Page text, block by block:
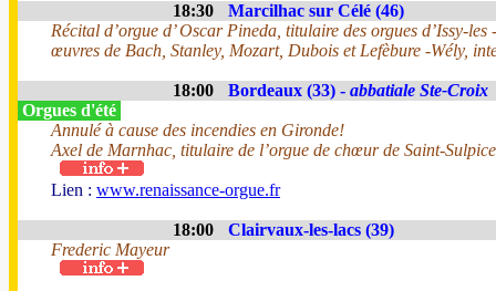
18:30
Marcilhac sur Célé (46)
Récital d’orgue d’ Oscar Pineda, titulaire des orgues d’Issy-
œuvres de Bach, Stanley, Mozart, Dubois et Lefèbure -Wély,
18:00 Bordeaux (33) - abbatiale Ste-Croix
Orgues d'été
Annulé à cause des incendies en Gironde!
Axel de Marnhac, titulaire de l’orgue de chœur de Saint-
Lien : www.renaissance-orgue.fr
18:00
Clairvaux-les-lacs (39)
Frederic Mayeur